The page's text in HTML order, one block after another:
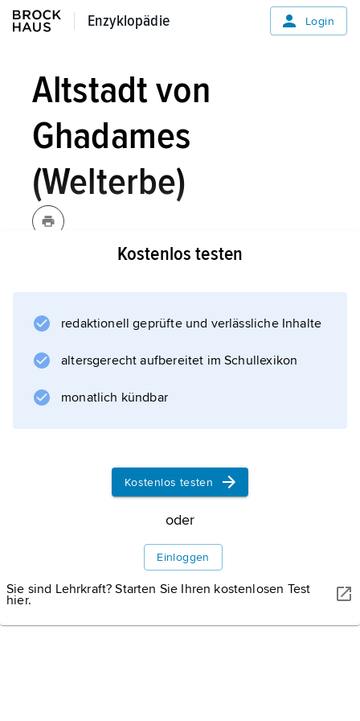
Enzyklopädie
Enzyklopädie Login
Altstadt von
Ghadames
(Welterbe)
Die im westlichen Libyen gelegene Oase am
Transsaharahandel. Die Altstadt zeigt noch
auf das Klanwesen der Tuareg-Bewohner
zurückgeht.
Sanddünen
Informationen zum Artikel
Kostenlos testen
redaktionell geprüfte und verlässliche Inhalte
altersgerecht aufbereitet im Schullexikon
monatlich kündbar
Kostenlos testen
oder
Einloggen
Sie sind Lehrkraft? Starten Sie Ihren kostenlosen Test
hier.